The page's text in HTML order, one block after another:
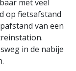
met veel
op fietsafstand
van een
in de nabije